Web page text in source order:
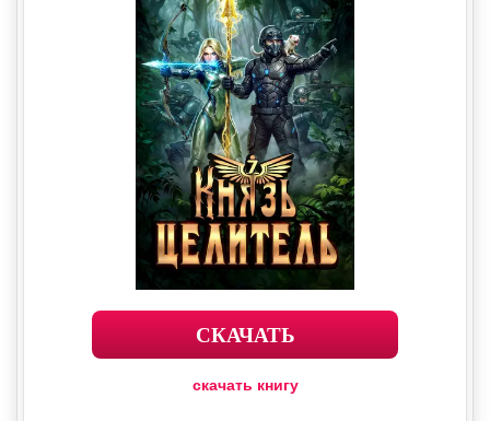
СКАЧАТЬ
скачать книгу